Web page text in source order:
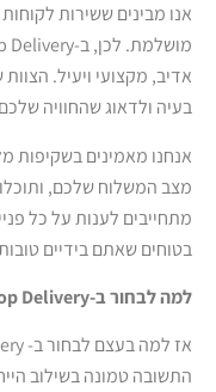
אנו מבינים ששירות
אדיב, מקצועי ויעיל.
בעיה ולדאוג שהחוויה
אנחנו מאמינים בשקיפות
מצב המשלוח שלכם,
מתחייבים לענות על כל
בטוחים שאתם בידיים טובות.
למה לבחור ב-Top Delivery?
התשובה טמונה בשילוב